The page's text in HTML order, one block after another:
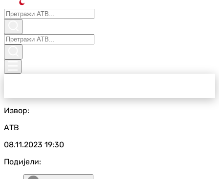
Извор:
АТВ
08.11.2023 19:30
Подијели: